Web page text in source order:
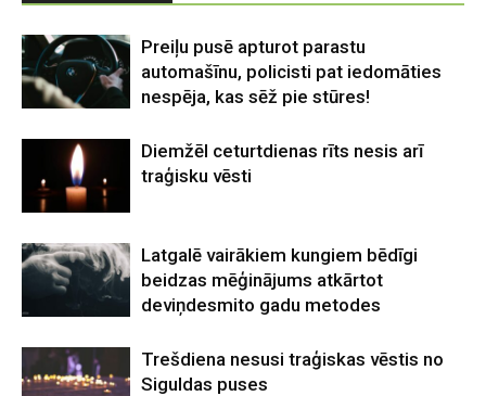
Preiļu pusē apturot parastu
automašīnu, policisti pat iedomāties
nespēja, kas sēž pie stūres!
Diemžēl ceturtdienas rīts nesis arī
traģisku vēsti
Latgalē vairākiem kungiem bēdīgi
beidzas mēģinājums atkārtot
deviņdesmito gadu metodes
Trešdiena nesusi traģiskas vēstis no
Siguldas puses